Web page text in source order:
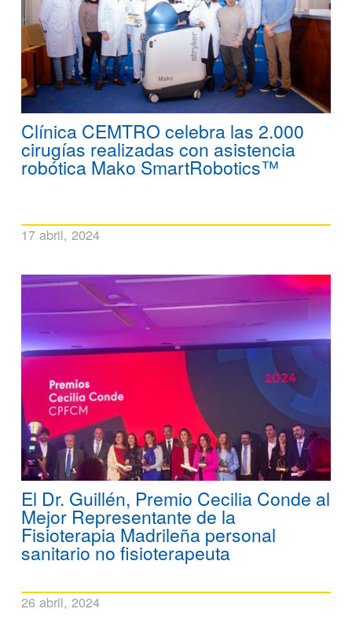
Clínica CEMTRO celebra las 2.000
cirugías realizadas con asistencia
robótica Mako SmartRobotics™
17 abril, 2024
El Dr. Guillén, Premio Cecilia Conde al
Mejor Representante de la
Fisioterapia Madrileña personal
sanitario no fisioterapeuta
26 abril, 2024